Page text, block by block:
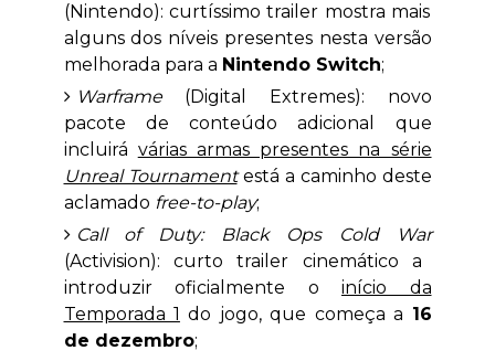
(Nintendo): curtíssimo trailer mostra mais
alguns dos níveis presentes nesta versão
melhorada para a Nintendo Switch;
Warframe(Digital Extremes): novo
pacote de conteúdo adicional que
incluirá várias armas presentes na série
Unreal Tournamentestá a caminho deste
aclamado free-to-play;
Call of Duty: Black Ops Cold War
(Activision): curto trailer cinemático a
introduzir oficialmente o início da
Temporada 1 do jogo, que começa a 16
de dezembro;